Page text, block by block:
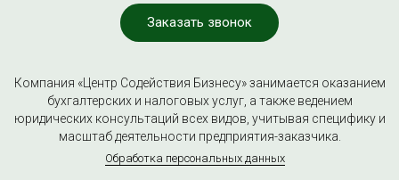
Заказать звонок
Компания «Центр Содействия Бизнесу» занимается оказанием
бухгалтерских и налоговых услуг, а также ведением
юридических консультаций всех видов, учитывая специфику и
масштаб деятельности предприятия-заказчика.
Обработка персональных данных